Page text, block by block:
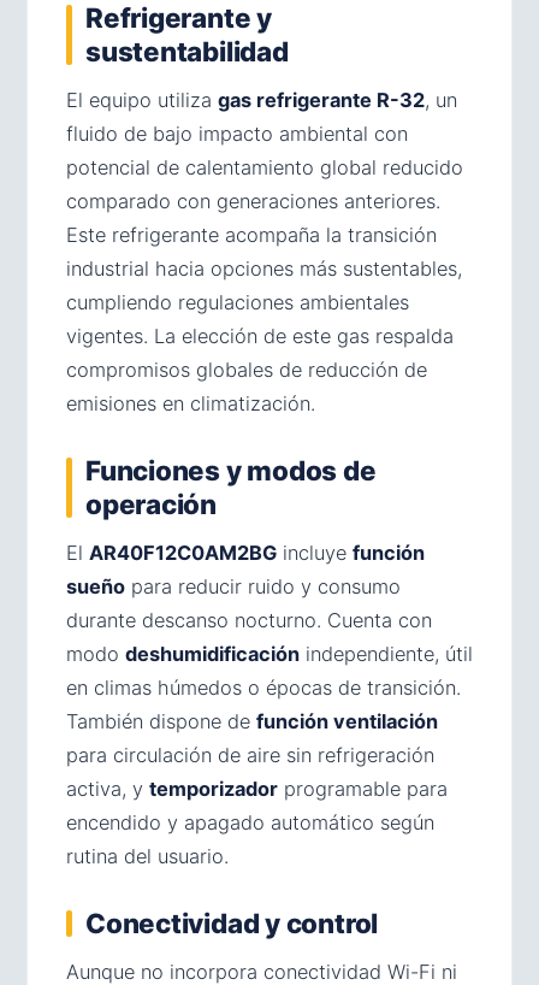
Refrigerante y
sustentabilidad
El equipo utiliza gas refrigerante R-32, un
fluido de bajo impacto ambiental con
potencial de calentamiento global reducido
comparado con generaciones anteriores.
Este refrigerante acompaña la transición
industrial hacia opciones más sustentables,
cumpliendo regulaciones ambientales
vigentes. La elección de este gas respalda
compromisos globales de reducción de
emisiones en climatización.
Funciones y modos de
operación
El AR40F12C0AM2BG incluye función
sueño para reducir ruido y consumo
durante descanso nocturno. Cuenta con
modo deshumidificación independiente, útil
en climas húmedos o épocas de transición.
También dispone de función ventilación
para circulación de aire sin refrigeración
activa, y temporizador programable para
encendido y apagado automático según
rutina del usuario.
Conectividad y control
Aunque no incorpora conectividad Wi-Fi ni